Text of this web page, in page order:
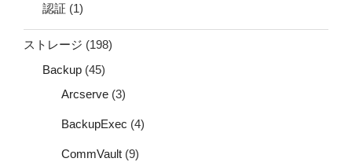
認証 (1)
ストレージ (198)
Backup (45)
Arcserve (3)
BackupExec (4)
CommVault (9)